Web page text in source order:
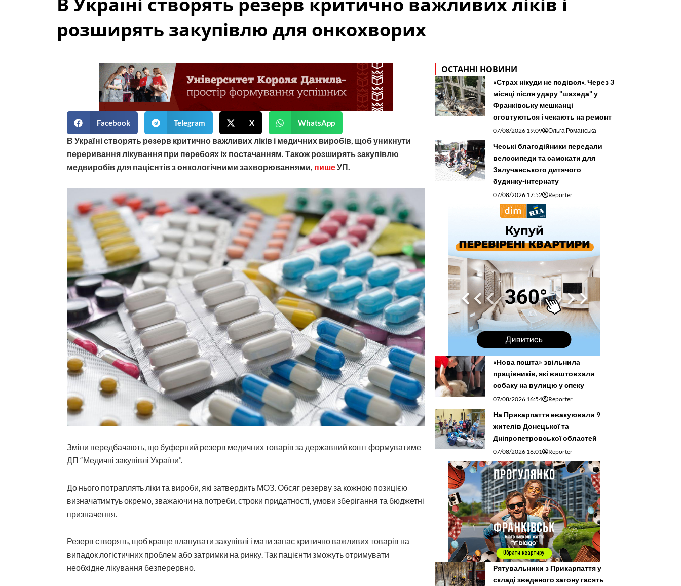
розширять закупівлю для онкохворих
Facebook Telegram X WhatsApp
В Україні створять резерв критично важливих ліків і медичних виробів, щоб уникнути
переривання лікування при перебоях іх постачанням. Також розширять закупівлю
медвиробів для пацієнтів з онкологічними захворюваннями, пишеУП.
Зміни передбачають, що буферний резерв медичних товарів за державний кошт формуватиме
ДП “Медичні закупівлі України”.
До нього потраплять ліки та вироби, які затвердить МОЗ. Обсяг резерву за кожною позицією
визначатимтуь окремо, зважаючи на потреби, строки придатності, умови зберігання та бюджетні
призначення.
Резерв створять, щоб краще планувати закупівлі і мати запас критично важливих товарів на
випадок логістичних проблем або затримки на ринку. Так пацієнти зможуть отримувати
необхідне лікування безперервно.
ОСТАННІ НОВИНИ
«Страх нікуди не подівся». Через 3
місяці після удару "шахеда" у
Франківську мешканці
оговтуються і чекають на ремонт
07/08/2026 19:09 Ольга Романська
Чеські благодійники передали
велосипеди та самокати для
Залучанського дитячого
будинку-інтернату
07/08/2026 17:52 Reporter
«Нова пошта» звільнила
працівників, які виштовхали
собаку на вулицю у спеку
07/08/2026 16:54 Reporter
На Прикарпаття евакуювали 9
жителів Донецької та
Дніпропетровської областей
07/08/2026 16:01 Reporter
Рятувальники з Прикарпаття у
складі зведеного загону гасять